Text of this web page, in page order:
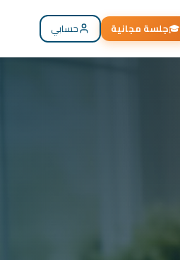
🎓جلسة مجانية حسابي